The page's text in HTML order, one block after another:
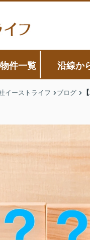
件一覧 沿線か
イーストライフ ブログ